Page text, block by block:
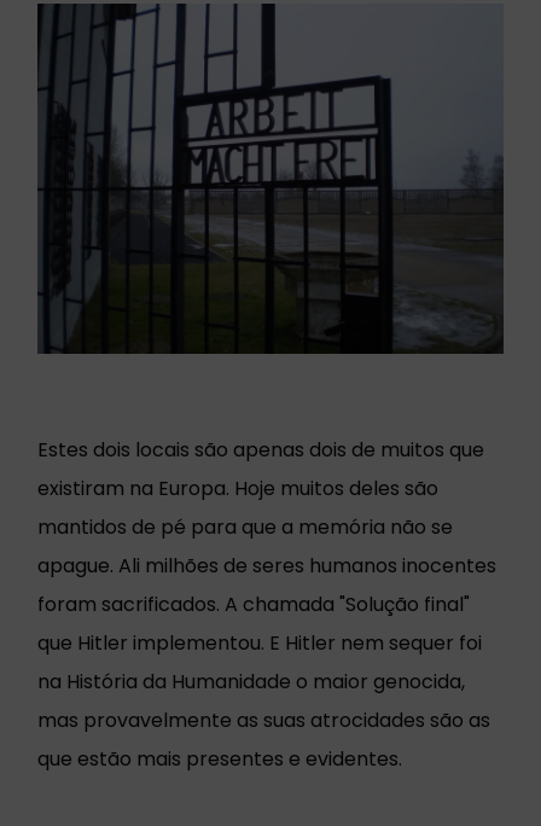
Estes dois locais são apenas dois de muitos que
existiram na Europa. Hoje muitos deles são
mantidos de pé para que a memória não se
apague. Ali milhões de seres humanos inocentes
foram sacrificados. A chamada "Solução final"
que Hitler implementou. E Hitler nem sequer foi
na História da Humanidade o maior genocida,
mas provavelmente as suas atrocidades são as
que estão mais presentes e evidentes.